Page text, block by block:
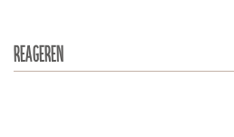
REAGEREN